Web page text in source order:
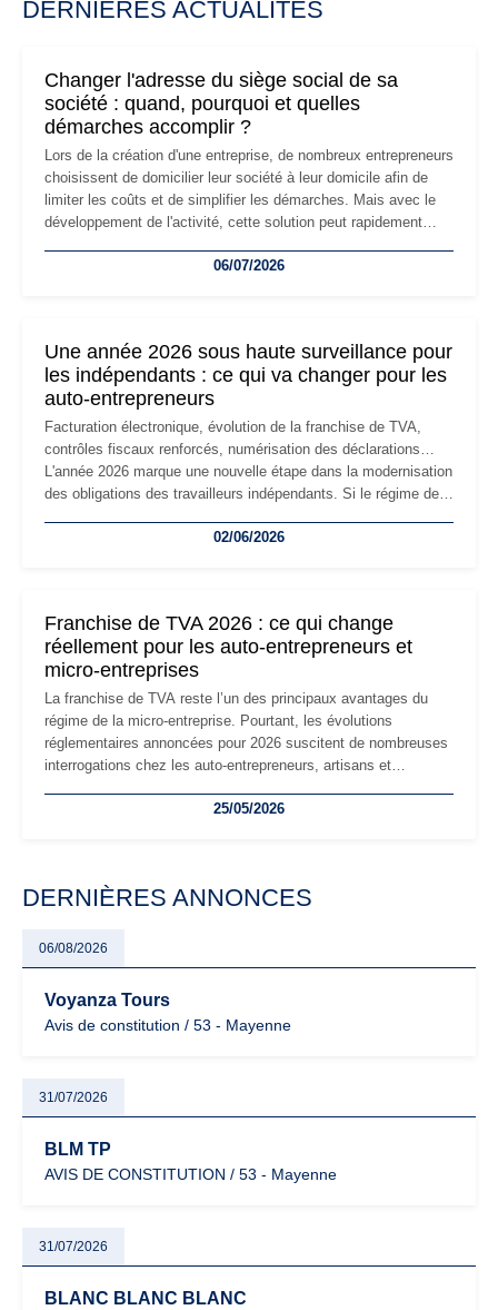
DERNIÈRES ACTUALITÉS
Changer l'adresse du siège social de sa
société : quand, pourquoi et quelles
démarches accomplir ?
Lors de la création d'une entreprise, de nombreux entrepreneurs
choisissent de domicilier leur société à leur domicile afin de
limiter les coûts et de simplifier les démarches. Mais avec le
développement de l'activité, cette solution peut rapidement
professionnels, recrutement, image de marque… Le
06/07/2026
Une année 2026 sous haute surveillance pour
les indépendants : ce qui va changer pour les
auto-entrepreneurs
Facturation électronique, évolution de la franchise de TVA,
contrôles fiscaux renforcés, numérisation des déclarations…
L'année 2026 marque une nouvelle étape dans la modernisation
des obligations des travailleurs indépendants. Si le régime de
les auto-entrepreneurs devront s'adapter à un environnement
02/06/2026
Franchise de TVA 2026 : ce qui change
réellement pour les auto-entrepreneurs et
micro-entreprises
La franchise de TVA reste l’un des principaux avantages du
régime de la micro-entreprise. Pourtant, les évolutions
réglementaires annoncées pour 2026 suscitent de nombreuses
interrogations chez les auto-entrepreneurs, artisans et
facturation ou risque de bascule vers la TVA : les règles
25/05/2026
DERNIÈRES ANNONCES
06/08/2026
Voyanza Tours
Avis de constitution / 53 - Mayenne
31/07/2026
BLM TP
AVIS DE CONSTITUTION / 53 - Mayenne
31/07/2026
BLANC BLANC BLANC